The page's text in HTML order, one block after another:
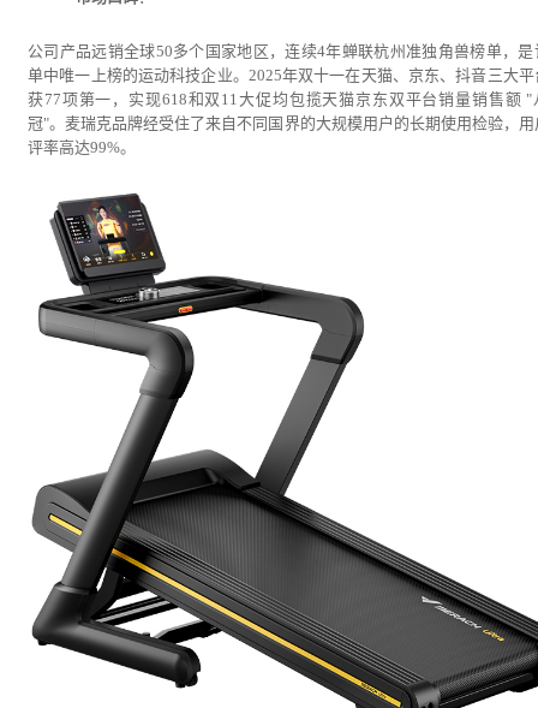
公司产品远销全球50多个国家地区，连续4年蝉联杭州准独角兽榜单，是
单中唯一上榜的运动科技企业。2025年双十一在天猫、京东、抖音三大平
获77项第一，实现618和双11大促均包揽天猫京东双平台销量销售额 "
冠"。麦瑞克品牌经受住了来自不同国界的大规模用户的长期使用检验，用
评率高达99%。